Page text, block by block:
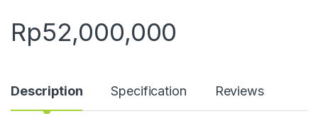
Rp52,000,000
Description Specification Reviews